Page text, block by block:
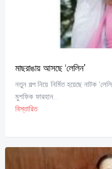
মাছরাঙায় আসছে ‘লেলিন’
নতুন গল্প নিয়ে নির্মিত হয়েছে নাটক
মুশফিক ফারহান...
বিস্তারিত